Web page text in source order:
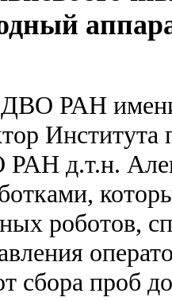
ДВО РАН
Института
д.т.н.
роботов,
сбора проб